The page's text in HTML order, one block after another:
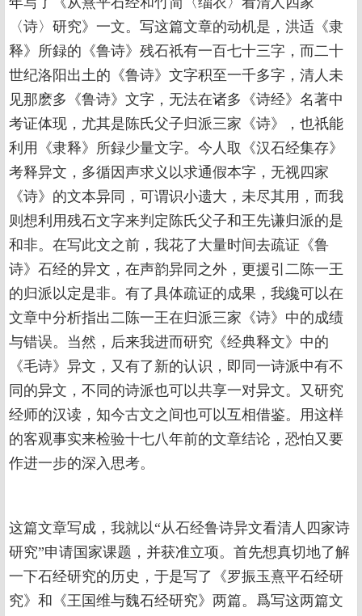
〈诗〉研究》一文。写这篇文章的动机是，洪适《隶
释》所録的《鲁诗》残石祇有一百七十三字，而二十
世纪洛阳出土的《鲁诗》文字积至一千多字，清人未
见那麽多《鲁诗》文字，无法在诸多《诗经》名著中
考证体现，尤其是陈氏父子归派三家《诗》，也祇能
利用《隶释》所録少量文字。今人取《汉石经集存》
考释异文，多循因声求义以求通假本字，无视四家
《诗》的文本异同，可谓识小遗大，未尽其用，而我
则想利用残石文字来判定陈氏父子和王先谦归派的是
和非。在写此文之前，我花了大量时间去疏证《鲁
诗》石经的异文，在声韵异同之外，更援引二陈一王
的归派以定是非。有了具体疏证的成果，我纔可以在
文章中分析指出二陈一王在归派三家《诗》中的成绩
与错误。当然，后来我进而研究《经典释文》中的
《毛诗》异文，又有了新的认识，即同一诗派中有不
同的异文，不同的诗派也可以共享一对异文。又研究
经师的汉读，知今古文之间也可以互相借鉴。用这样
的客观事实来检验十七八年前的文章结论，恐怕又要
作进一步的深入思考。
这篇文章写成，我就以“从石经鲁诗异文看清人四家诗
研究”申请国家课题，并获准立项。首先想真切地了解
一下石经研究的历史，于是写了《罗振玉熹平石经研
究》和《王国维与魏石经研究》两篇。爲写这两篇文